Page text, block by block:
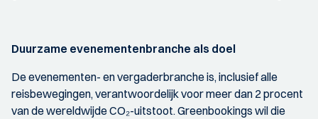
Duurzame evenementenbranche als doel
De evenementen- en vergaderbranche is, inclusief alle
reisbewegingen, verantwoordelijk voor meer dan 2 procent
van de wereldwijde CO₂-uitstoot. Greenbookings wil die